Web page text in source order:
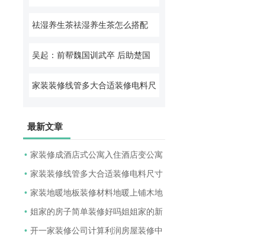
祛湿养生茶祛湿养生茶怎么搭配
吴起：前帮魏国训武卒 后助楚国
家装装修线管多大合适装修电料尺
最新文章
• 家装修成酒店式公寓入住酒店变公寓
3倍房费
• 家装装修线管多大合适装修电料尺寸
汇总知道
• 家装地暖地板装修材料地暖上铺木地
板好还是
• 姐家的房子简单装修好吗姐姐家的新
房坚持清
• 开一家装修公司计算利润房屋装修中